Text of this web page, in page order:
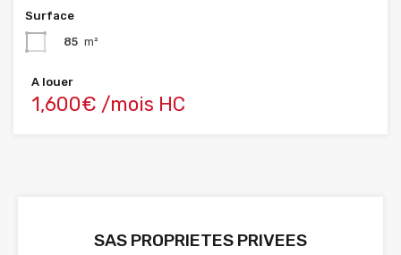
Surface
85 m²
A louer
1,600€ /mois HC
SAS PROPRIETES PRIVEES